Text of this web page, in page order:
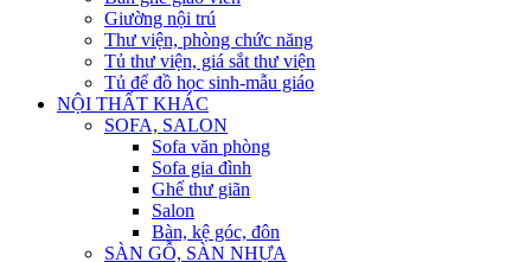
Giường nội trú
Thư viện, phòng chức năng
Tủ thư viện, giá sắt thư viện
Tủ để đồ học sinh-mẫu giáo
NỘI THẤT KHÁC
SOFA, SALON
Sofa văn phòng
Sofa gia đình
Ghế thư giãn
Salon
Bàn, kệ góc, đôn
SÀN GỖ, SÀN NHỰA